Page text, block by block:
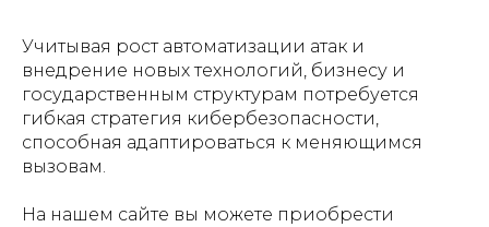
Учитывая рост автоматизации атак и
внедрение новых технологий, бизнесу и
государственным структурам потребуется
гибкая стратегия кибербезопасности,
способная адаптироваться к меняющимся
вызовам.
На нашем сайте вы можете приобрести